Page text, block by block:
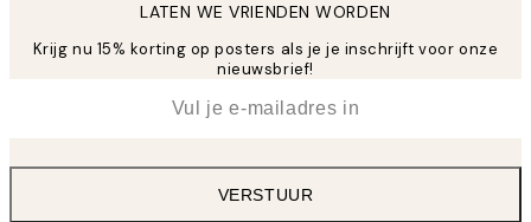
LATEN WE VRIENDEN WORDEN
Krijg nu 15% korting op posters als je je inschrijft voor onze
nieuwsbrief!
VERSTUUR